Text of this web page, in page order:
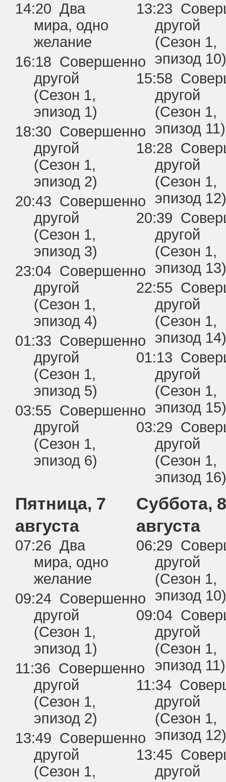
14:20 Два
мира, одно
желание
16:18 Совершенно
другой
(Сезон 1,
эпизод 1)
18:30 Совершенно
другой
(Сезон 1,
эпизод 2)
20:43 Совершенно
другой
(Сезон 1,
эпизод 3)
23:04 Совершенно
другой
(Сезон 1,
эпизод 4)
01:33 Совершенно
другой
(Сезон 1,
эпизод 5)
03:55 Совершенно
другой
(Сезон 1,
эпизод 6)
13:23
другой
(Сезон 1,
эпизод 10)
15:58
другой
(Сезон 1,
эпизод 11)
18:28
другой
(Сезон 1,
эпизод 12)
20:39
другой
(Сезон 1,
эпизод 13)
22:55
другой
(Сезон 1,
эпизод 14)
01:13
другой
(Сезон 1,
эпизод 15)
03:29
другой
(Сезон 1,
эпизод 16)
Пятница, 7
августа
07:26 Два
мира, одно
желание
09:24 Совершенно
другой
(Сезон 1,
эпизод 1)
11:36 Совершенно
другой
(Сезон 1,
эпизод 2)
13:49 Совершенно
другой
(Сезон 1,
Суббота, 8
августа
06:29
другой
(Сезон 1,
эпизод 10)
09:04
другой
(Сезон 1,
эпизод 11)
11:34
другой
(Сезон 1,
эпизод 12)
13:45
другой